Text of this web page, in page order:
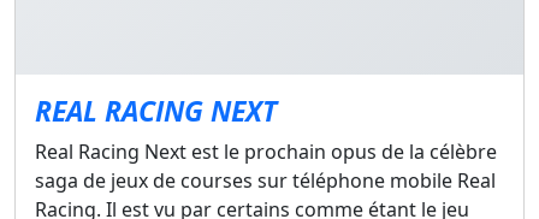
REAL RACING NEXT
Real Racing Next est le prochain opus de la célèbre
saga de jeux de courses sur téléphone mobile Real
Racing. Il est vu par certains comme étant le jeu